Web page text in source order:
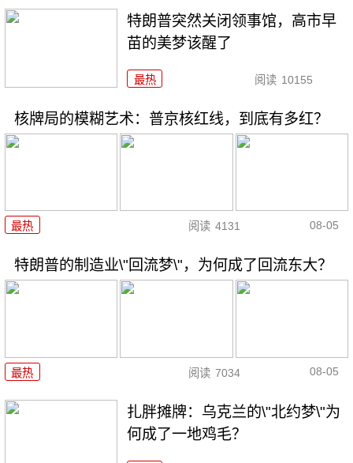
特朗普突然关闭领事馆，高市早
苗的美梦该醒了
最热 阅读 10155
核牌局的模糊艺术：普京核红线，到底有多红？
最热 阅读 4131 08-05
特朗普的制造业\"回流梦\"，为何成了回流东大？
最热 阅读 7034 08-05
扎胖摊牌：乌克兰的\"北约梦\"为
何成了一地鸡毛？